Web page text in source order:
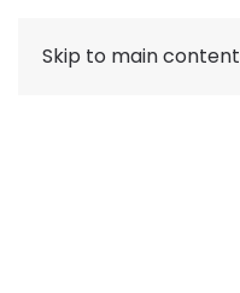
Skip to main content